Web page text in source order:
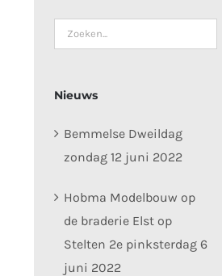
Nieuws
Bemmelse Dweildag
zondag 12 juni 2022
Hobma Modelbouw op
de braderie Elst op
Stelten 2e pinksterdag 6
juni 2022